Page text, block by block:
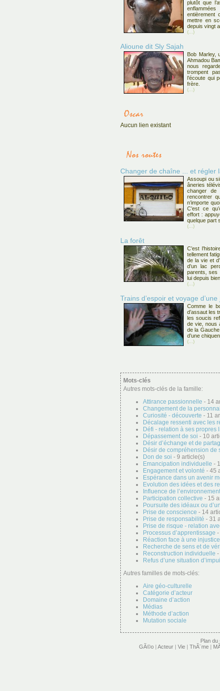
plutôt que
entièrement
mettre en
depuis vingt
(...)
Alioune dit Sly Sajah
Bob Marley,
Ahmadou
nous
trompent
l’écoute qui
frère.
(...)
Aucun lien existant
Changer de chaîne ... et régler
Assoupi ou
âneries
changer
rencontrer
n’importe
C’est ce
effort :
quelque part
(...)
La forêt
C’est
tellement
de la vie et
d’un lac
parents, ses
lui depuis
(...)
Trains d’espoir et voyage
Comme le
d’assaut les
les soucis
de vie, nous
de la
d’une
(...)
Mots-clés
Autres mots-clés de la famille:
Attirance passionnelle - 14
Changement de la
Curiosité - découverte - 11
Décalage ressenti avec les
Défi - relation à ses propres
Dépassement de soi - 10
Désir d’échange et de
Désir de compréhension de
Don de soi - 9 article(s)
Emancipation individuelle -
Engagement et volonté - 45
Espérance dans un avenir
Evolution des idées et des
Influence de
Participation collective - 15
Poursuite des idéaux ou
Prise de conscience - 14
Prise de responsabilité - 31
Prise de risque - relation
Processus d’apprentissage -
Réaction face à une injustice
Recherche de sens et de
Reconstruction individuelle -
Refus d’une situation
Autres familles de mots-clés:
Aire géo-culturelle
Catégorie d’acteur
Domaine d’action
Médias
Méthode d’action
Mutation sociale
Plan du
GÃ©o | Acteur | Vie | ThÃ¨me |